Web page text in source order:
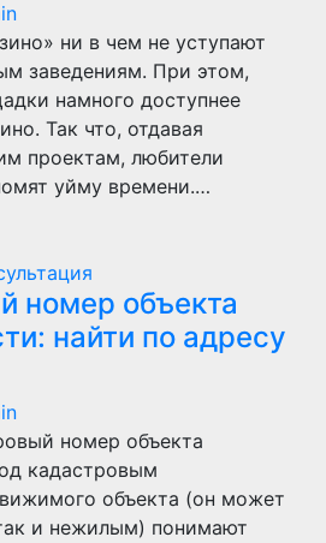
ни в чем не уступают
заведениям. При этом,
намного доступнее
Так что, отдавая
проектам, любители
уйму времени.…
номер объекта
найти по адресу
номер объекта
кадастровым
объекта (он может
и нежилым) понимают